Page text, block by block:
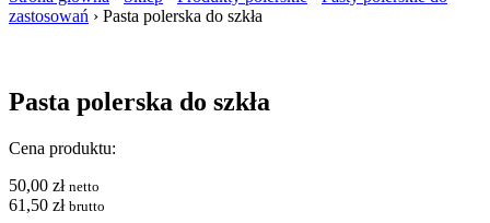
zastosowań › Pasta polerska do szkła
Pasta polerska do szkła
Cena produktu:
50,00 zł netto
61,50 zł brutto